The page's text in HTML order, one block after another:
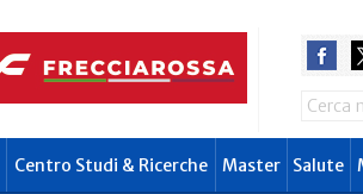
Search
Centro Studi & Ricerche Master Salute